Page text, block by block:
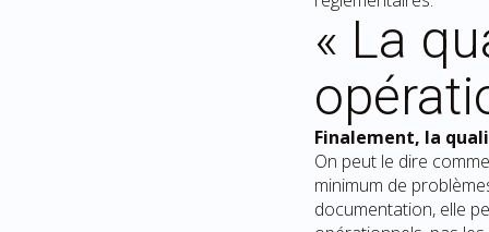
« La
Finalement, la
On peut le dire
minimum de
documentation, elle